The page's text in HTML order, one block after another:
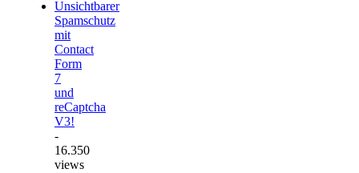
Unsichtbarer
Spamschutz
mit
Contact
Form
7
und
reCaptcha
V3!
-
16.350
views